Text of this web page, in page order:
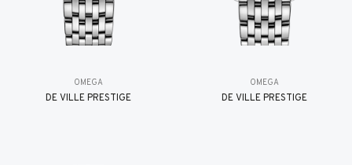
OMEGA
DE VILLE PRESTIGE
OMEGA
DE VILLE PRESTIGE